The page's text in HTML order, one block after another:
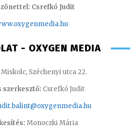
Csrefkó Judit
nmedia.hu
- OXYGEN MEDIA
Miskolc, Széchenyi utca 22.
szerkesztő: Csrefkó Judit
Monoczki Mária